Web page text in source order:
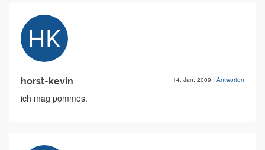
horst-kevin 14. Jan. 2009 | Antworten
ich mag pommes.